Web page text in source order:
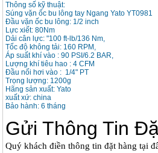
Thông số kỹ thuật:
Súng vặn ốc bu lông tay Ngang Yato YT0981
Đầu vặn ốc bu lông: 1/2 inch
Lực xiết: 80Nm
Dải cân lực: "100 ft-lb/136 Nm,
Tốc độ không tải: 160 RPM,
Áp suất khí vào : 90 PSI/6.2 BAR,
Lượng khí tiêu hao : 4 CFM
Đầu nối hơi vào : 1/4" PT
Trọng lượng: 1200g
Hãng sản xuất: Yato
xuất xứ: china
Bảo hành: 6 tháng